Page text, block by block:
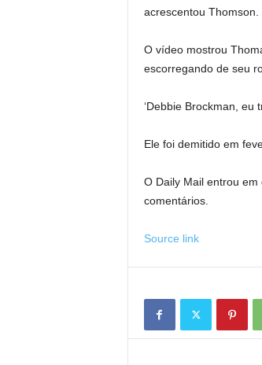
acrescentou Thomson.
O vídeo mostrou
escorregando de seu
‘Debbie Brockman, eu
Ele foi demitido em
O Daily Mail entrou
comentários.
Source link